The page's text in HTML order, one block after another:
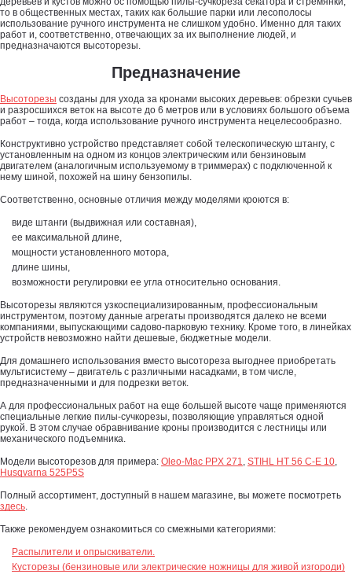
то в общественных местах, таких как большие парки или лесополосы
использование ручного инструмента не слишком удобно. Именно для таких
работ и, соответственно, отвечающих за их выполнение людей, и
предназначаются высоторезы.
Предназначение
Высоторезы созданы для ухода за кронами высоких деревьев: обрезки сучьев
и разросшихся веток на высоте до 6 метров или в условиях большого объема
работ – тогда, когда использование ручного инструмента нецелесообразно.
Конструктивно устройство представляет собой телескопическую штангу, с
установленным на одном из концов электрическим или бензиновым
двигателем (аналогичным используемому в триммерах) с подключенной к
нему шиной, похожей на шину бензопилы.
Соответственно, основные отличия между моделями кроются в:
виде штанги (выдвижная или составная),
ее максимальной длине,
мощности установленного мотора,
длине шины,
возможности регулировки ее угла относительно основания.
Высоторезы являются узкоспециализированным, профессиональным
инструментом, поэтому данные агрегаты производятся далеко не всеми
компаниями, выпускающими садово-парковую технику. Кроме того, в линейках
устройств невозможно найти дешевые, бюджетные модели.
Для домашнего использования вместо высотореза выгоднее приобретать
мультисистему – двигатель с различными насадками, в том числе,
предназначенными и для подрезки веток.
А для профессиональных работ на еще большей высоте чаще применяются
специальные легкие пилы-сучкорезы, позволяющие управляться одной
рукой. В этом случае обравнивание кроны производится с лестницы или
механического подъемника.
Модели высоторезов для примера: Oleo-Mac PPX 271 STIHL HT 56 C-E 10
Husqvarna 525P5S
Полный ассортимент, доступный в нашем магазине, вы можете посмотреть
здесь
Также рекомендуем ознакомиться со смежными категориями:
Распылители и опрыскиватели.
Кусторезы (бензиновые или электрические ножницы для живой изгороди)